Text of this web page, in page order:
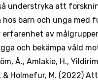
understryka att
hos barn och unga med
erfarenhet av
och bekämpa våld
Å., Amlakie, H.,
& Holmefur, M. (2022)